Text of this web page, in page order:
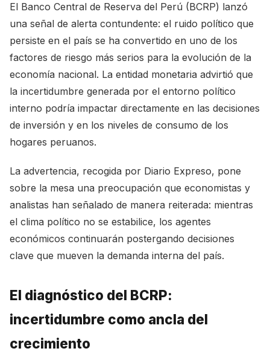
El Banco Central de Reserva del Perú (BCRP) lanzó
una señal de alerta contundente: el ruido político que
persiste en el país se ha convertido en uno de los
factores de riesgo más serios para la evolución de la
economía nacional. La entidad monetaria advirtió que
la incertidumbre generada por el entorno político
interno podría impactar directamente en las decisiones
de inversión y en los niveles de consumo de los
hogares peruanos.
La advertencia, recogida por Diario Expreso, pone
sobre la mesa una preocupación que economistas y
analistas han señalado de manera reiterada: mientras
el clima político no se estabilice, los agentes
económicos continuarán postergando decisiones
clave que mueven la demanda interna del país.
El diagnóstico del BCRP:
incertidumbre como ancla del
crecimiento